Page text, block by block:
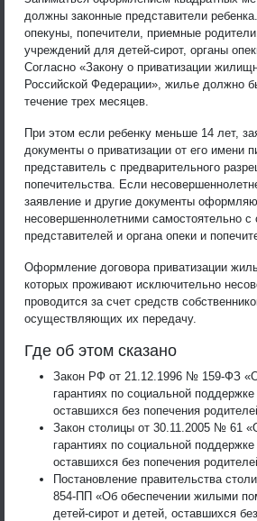
должны законные представители
опекуны, попечители, приемные
учреждений для детей-сирот, органы
Согласно «Закону о приватизации
Российской Федерации», жилье должно
течение трех месяцев.
При этом если ребенку меньше 14 лет,
документы о приватизации от его имени
представитель с предварительного
попечительства. Если
заявление и другие документы
несовершеннолетними самостоятельно с
представителей и органа опеки и
Оформление договора приватизации
которых проживают исключительно
проводится за счет средств
осуществляющих их передачу.
Где об этом сказано
Закон РФ от 21.12.1996 № 159-ФЗ
гарантиях по социальной поддержке
оставшихся без попечения
Закон столицы от 30.11.2005 № 61
гарантиях по социальной поддержке
оставшихся без попечения
Постановление правительства
854-ПП «Об обеспечении жилыми
детей-сирот и детей, оставшихся